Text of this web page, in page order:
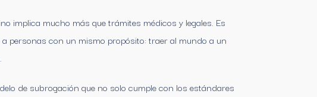
implica mucho más que trámites médicos y legales. Es
personas con un mismo propósito: traer al mundo a un
de subrogación que no solo cumple con los estándares